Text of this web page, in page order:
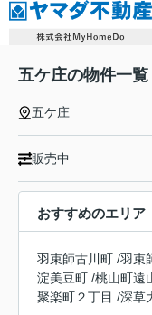
五ケ庄の物件一覧
五ケ庄
販売中
おすすめのエリア
羽束師古川町 /羽束
淀美豆町 /桃山町遠
聚楽町２丁目 /深草